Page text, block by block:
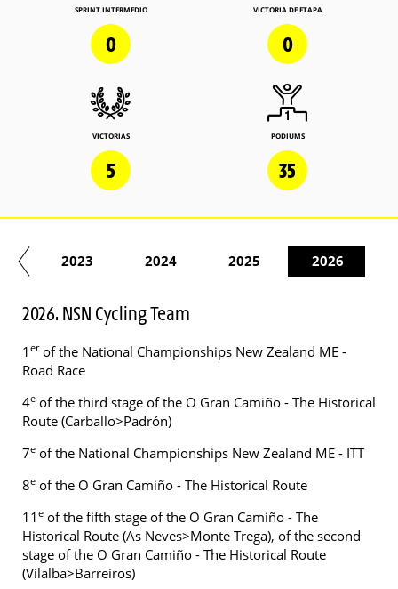
SPRINT INTERMEDIO
0
VICTORIA DE ETAPA
0
VICTORIAS
5
PODIUMS
35
2023 2024 2025 2026
2026. NSN Cycling Team
1 erof the National Championships New Zealand ME -
Road Race
4e of the third stage of the O Gran Camiño - The Historical
Route (Carballo>Padrón)
7e of the National Championships New Zealand ME - ITT
8e of the O Gran Camiño - The Historical Route
11 e of the fifth stage of the O Gran Camiño - The
Historical Route (As Neves>Monte Trega), of the second
stage of the O Gran Camiño - The Historical Route
(Vilalba>Barreiros)